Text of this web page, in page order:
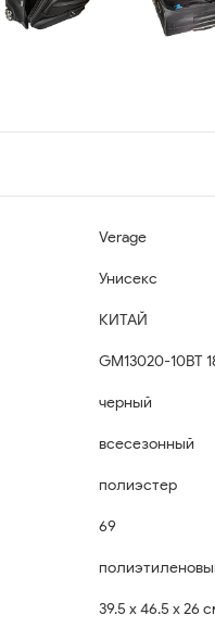
Verage
Унисекс
КИТАЙ
GM13020-10BT
черный
всесезонный
полиэстер
69
39.5 x 46.5 x 26